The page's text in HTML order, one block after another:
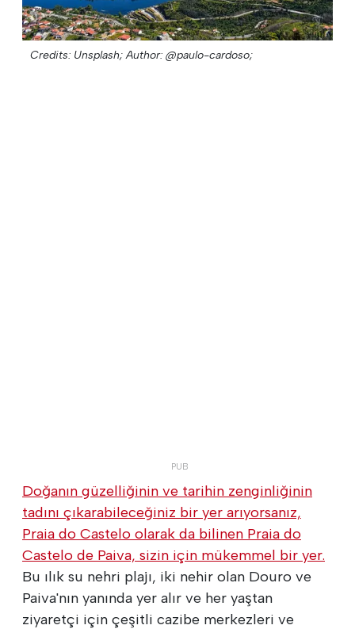
Credits: Unsplash; Author: @paulo-cardoso;
Doğanın güzelliğinin ve tarihin zenginliğinin
tadını çıkarabileceğiniz bir yer arıyorsanız,
Praia do Castelo olarak da bilinen Praia do
Castelo de Paiva, sizin için mükemmel bir yer.
Bu ılık su nehri plajı, iki nehir olan Douro ve
Paiva'nın yanında yer alır ve her yaştan
ziyaretçi için çeşitli cazibe merkezleri ve